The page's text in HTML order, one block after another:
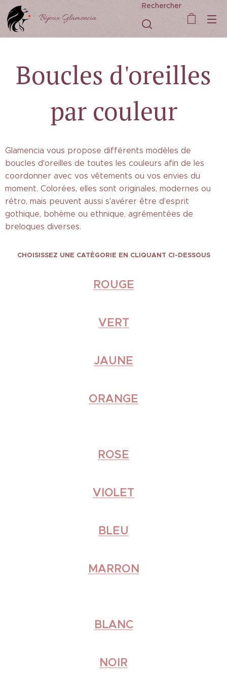
Bijoux Glamencia
Rechercher
Boucles d'oreilles
par couleur
Glamencia vous propose différents modèles de
boucles d'oreilles de toutes les couleurs afin de les
coordonner avec vos vêtements ou vos envies du
moment. Colorées, elles sont originales, modernes ou
rétro, mais peuvent aussi s'avérer être d'esprit
gothique, bohème ou ethnique, agrémentées de
breloques diverses.
CHOISISSEZ UNE CATÉGORIE EN CLIQUANT CI-DESSOUS
ROUGE
VERT
JAUNE
ORANGE
ROSE
VIOLET
BLEU
MARRON
BLANC
NOIR